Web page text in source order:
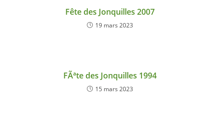
Fête des Jonquilles 2007
19 mars 2023
FÃªte des Jonquilles 1994
15 mars 2023